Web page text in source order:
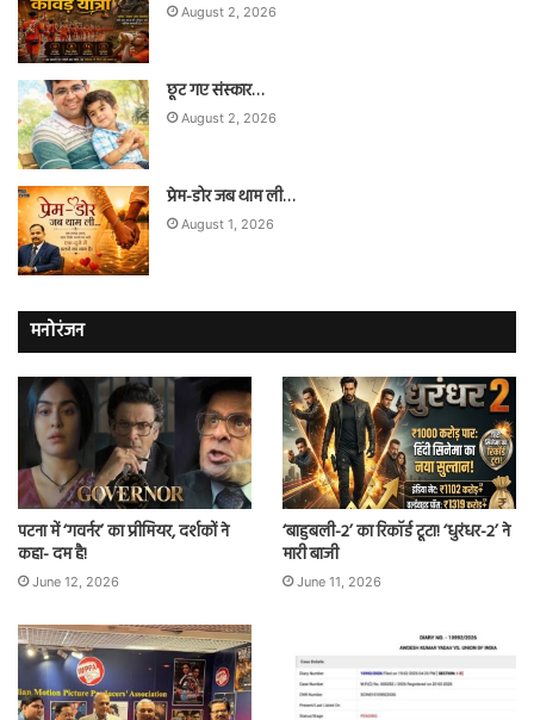
August 2, 2026
छूट गए संस्कार…
August 2, 2026
प्रेम-डोर जब थाम ली…
August 1, 2026
मनोरंजन
पटना में ‘गवर्नर’ का प्रीमियर, दर्शकों ने
कहा- दम है!
June 12, 2026
‘बाहुबली-2’ का रिकॉर्ड टूटा! ‘धुरंधर-2’ ने
मारी बाजी
June 11, 2026